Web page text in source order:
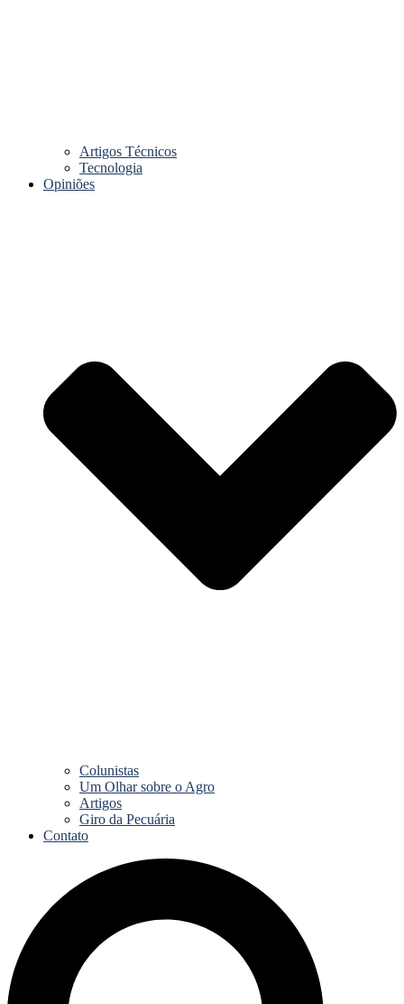
Artigos Técnicos
Tecnologia
Opiniões
Colunistas
Um Olhar sobre o Agro
Artigos
Giro da Pecuária
Contato